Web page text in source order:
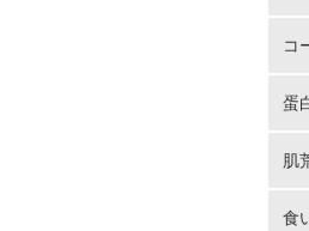
コ
蛋
肌
食